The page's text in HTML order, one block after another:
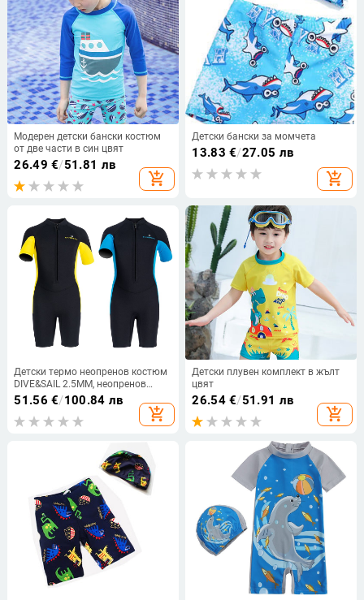
Модерен детски бански костюм
от две части в син цвят
26.49 €/51.81 лв
add_shopping_cart
Детски бански за момчета
13.83 €/27.05 лв
add_shopping_cart
Детски термо неопренов костюм
DIVE&SAIL 2.5MM, неопренов
костюм с къс ръкав и отваряне
отпред, детски шорти за
гмуркане с шнорхел и сърф
51.56 €/100.84 лв
add_shopping_cart
Детски плувен комплект в жълт
цвят
26.54€/51.91 лв
add_shopping_cart